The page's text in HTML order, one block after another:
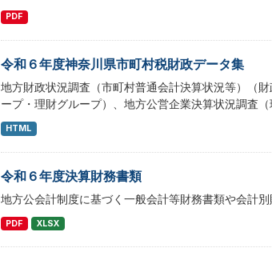
PDF
令和６年度神奈川県市町村税財政データ集
地方財政状況調査（市町村普通会計決算状況等）（
ープ・理財グループ）、地方公営企業決算状況調査
HTML
令和６年度決算財務書類
地方公会計制度に基づく一般会計等財務書類や会計
PDF XLSX